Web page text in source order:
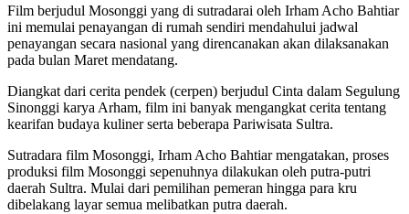
Film berjudul Mosonggi yang di sutradarai oleh Irham Acho Bahtiar
ini memulai penayangan di rumah sendiri mendahului jadwal
penayangan secara nasional yang direncanakan akan dilaksanakan
pada bulan Maret mendatang.
Diangkat dari cerita pendek (cerpen) berjudul Cinta dalam Segulung
Sinonggi karya Arham, film ini banyak mengangkat cerita tentang
kearifan budaya kuliner serta beberapa Pariwisata Sultra.
Sutradara film Mosonggi, Irham Acho Bahtiar mengatakan, proses
produksi film Mosonggi sepenuhnya dilakukan oleh putra-putri
daerah Sultra. Mulai dari pemilihan pemeran hingga para kru
dibelakang layar semua melibatkan putra daerah.